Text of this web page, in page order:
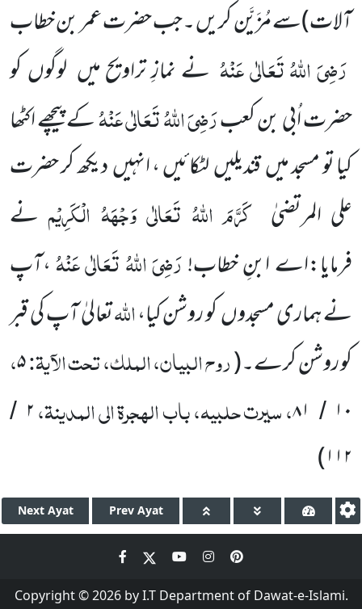
آلات)سے مُزَیَّن کریں ۔جبحضرت عمر بن خطاب
رَضِیَ اللّٰہُ تَعَالٰی عَنْہُ نے نمازِ تراویح میں لوگوںکو
حضرت اُبی بن کعبرَضِیَ اللّٰہُ تَعَالٰی عَنْہُکے پیچھے اکٹھا
کیا تو مسجد میںقندیلیںلٹکائیں ، انہیںدیکھ کر حضرت
علی المرتضیٰ کَرَّمَ اللّٰہُ تَعَالٰی وَجْہَہُ الْکَرِیْم نے
فرمایا:اے ابنِ خطاب!رَضِیَ اللّٰہُ تَعَالٰی عَنْہُ،آپ
نے ہماری مسجدوںکو روشن کیا،اللّٰہتعالیٰ آپ کی قبر
کو روشن کرے۔(روح البیان، الملک، تحت الآیۃ:۵،
۱۰ / ۸۱، سیرت حلبیہ، باب الہجرۃ الی المدینۃ،۲ /
۱۱۲)
Next Ayat Prev Ayat
Copyright © 2026 by I.T Department of Dawat-e-Islami.